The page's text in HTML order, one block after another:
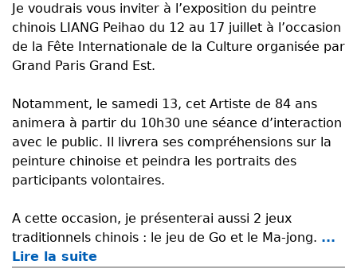
t
i
o
n
e
a
d
é
é
g
Je voudrais vous inviter à l’exposition du peintre
chinois LIANG Peihao du 12 au 17 juillet à l’occasion
de la Fête Internationale de la Culture organisée par
Grand Paris Grand Est.
Notamment, le samedi 13, cet Artiste de 84 ans
animera à partir du 10h30 une séance d’interaction
avec le public. Il livrera ses compréhensions sur la
peinture chinoise et peindra les portraits des
participants volontaires.
A cette occasion, je présenterai aussi 2 jeux
traditionnels chinois : le jeu de Go et le Ma-jong. ...
Lire la suite